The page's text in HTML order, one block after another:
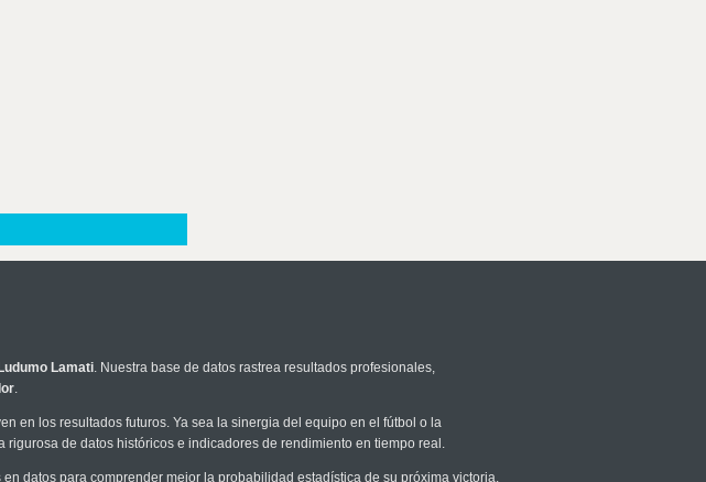
Ludumo Lamati. Nuestra base de datos rastrea resultados profesionales,
.
en los resultados futuros. Ya sea la sinergia del equipo en el fútbol o la
de datos históricos e indicadores de rendimiento en tiempo real.
datos para comprender mejor la probabilidad estadística de su próxima victoria.